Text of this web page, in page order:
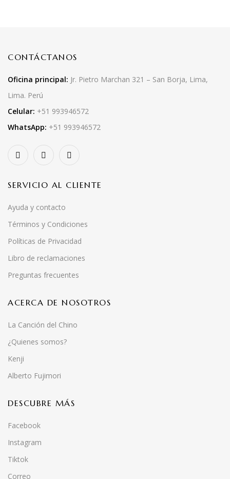
CONTÁCTANOS
Oficina principal: Jr. Pietro Marchan 321 – San Borja, Lima,
Lima. Perú
Celular: +51 993946572
WhatsApp: +51 993946572
SERVICIO AL CLIENTE
Ayuda y contacto
Términos y Condiciones
Políticas de Privacidad
Libro de reclamaciones
Preguntas frecuentes
ACERCA DE NOSOTROS
La Canción del Chino
¿Quienes somos?
Kenji
Alberto Fujimori
DESCUBRE MÁS
Facebook
Instagram
Tiktok
Correo